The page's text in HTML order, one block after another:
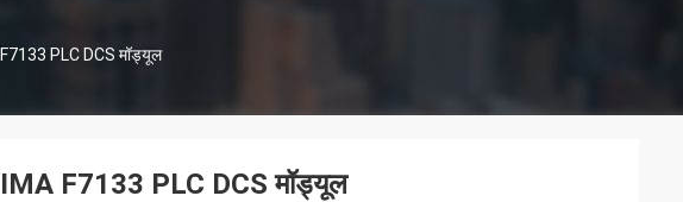
PLC DCS मॉड्यूल
F7133 PLC DCS मॉड्यूल